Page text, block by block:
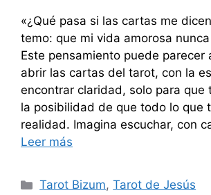
«¿Qué pasa si las cartas me
temo: que mi vida amorosa
Este pensamiento puede parecer
abrir las cartas del tarot, con la
encontrar claridad, solo para que
la posibilidad de que todo lo que
realidad. Imagina escuchar, con
Leer más
Categorías
Tarot Bizum,Tarot de Jesús